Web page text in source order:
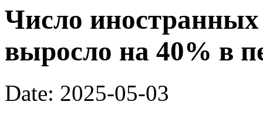
Число иностранных
выросло на 40% в
Date: 2025-05-03